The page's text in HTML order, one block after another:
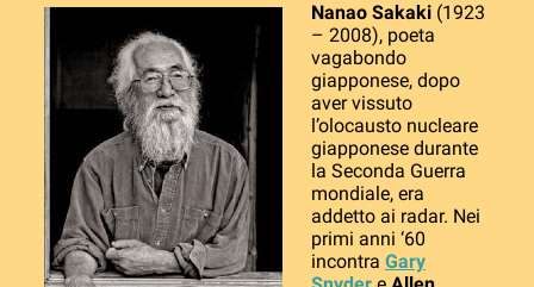
Nanao Sakaki(1923
– 2008), poeta
vagabondo
giapponese, dopo
aver vissuto
l’olocausto nucleare
giapponese durante
la Seconda Guerra
mondiale, era
addetto ai radar. Nei
primi anni ‘60
incontra Gary